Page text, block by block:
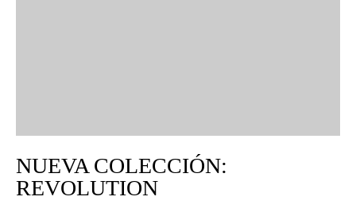
NUEVA COLECCIÓN:
REVOLUTION